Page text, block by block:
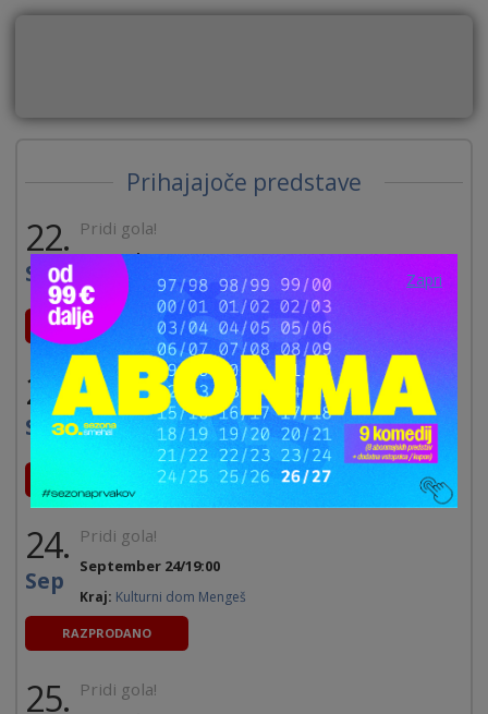
Prihajajoče predstave
22.
Sep
Pridi gola!
September 22/19:00
Kraj: Dom II. slovenskega tabora Žalec
RAZPRODANO
23.
Sep
Pridi gola!
September 23/19:00
Kraj: Kulturni dom Mengeš
24.
Sep
Pridi gola!
September 24/19:00
Kraj: Kulturni dom Mengeš
RAZPRODANO
25. Pridi gola!
Zapri